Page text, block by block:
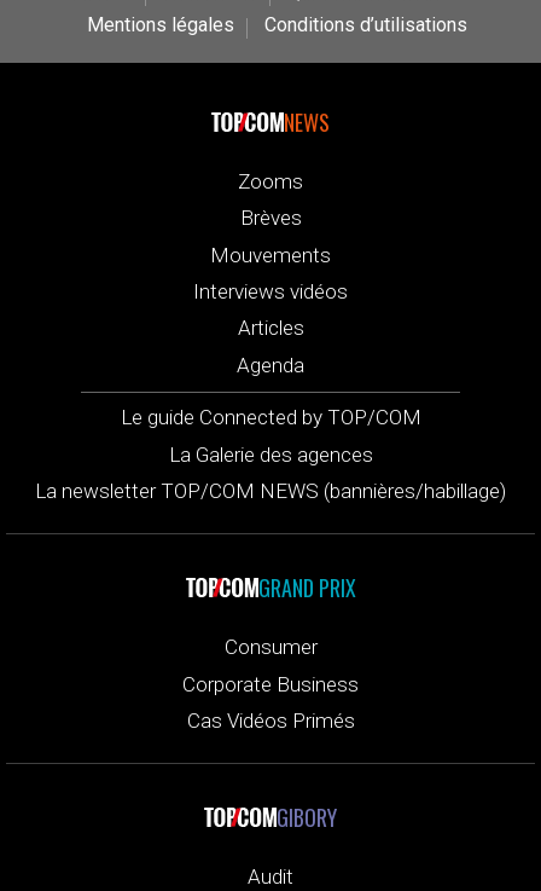
Mentions légales
Conditions d’utilisations
NEWS
Zooms
Brèves
Mouvements
Interviews vidéos
Articles
Agenda
Le guide Connected by TOP/COM
La Galerie des agences
La newsletter TOP/COM NEWS (bannières/habillage)
GRAND PRIX
Consumer
Corporate Business
Cas Vidéos Primés
GIBORY
Audit